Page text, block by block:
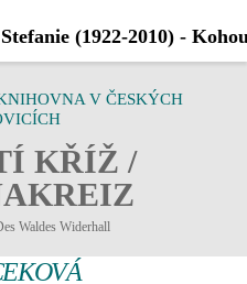
V ČESKÝCH
KŘÍŽ /
Waldes Widerhall
(1922-2010) -